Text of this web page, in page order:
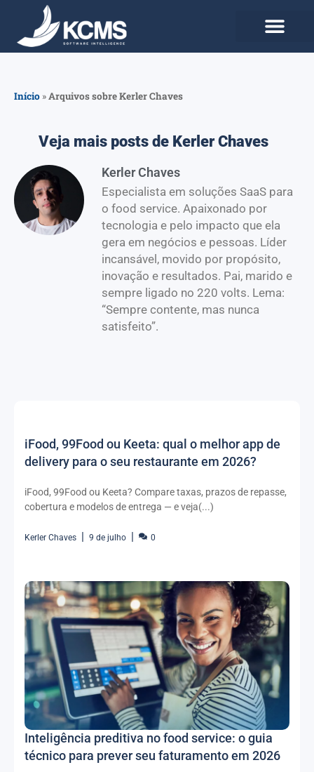
Início »Arquivos sobre Kerler Chaves
Veja mais posts de Kerler Chaves
Kerler Chaves
Especialista em soluções SaaS para
o food service. Apaixonado por
tecnologia e pelo impacto que ela
gera em negócios e pessoas. Líder
incansável, movido por propósito,
inovação e resultados. Pai, marido e
sempre ligado no 220 volts. Lema:
“Sempre contente, mas nunca
satisfeito”.
iFood, 99Food ou Keeta: qual o melhor app de
delivery para o seu restaurante em 2026?
iFood, 99Food ou Keeta? Compare taxas, prazos de repasse,
cobertura e modelos de entrega — e veja(...)
Kerler Chaves 9 de julho 0
Inteligência preditiva no food service: o guia
técnico para prever seu faturamento em 2026